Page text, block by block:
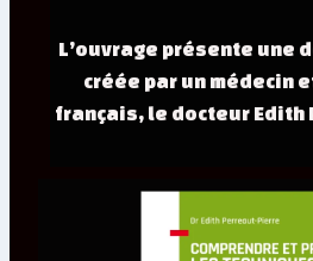
L’ouvrage présente une
créée par un médecin
français, le docteur
Les TOP : Techniques
potentiel sont un